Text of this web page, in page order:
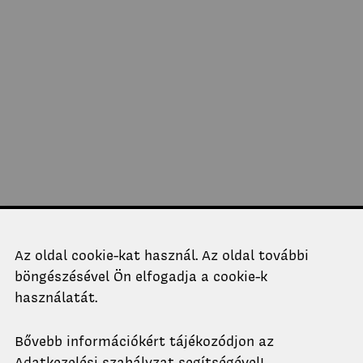
Telefon
+36-1-463-1318
titkarsag.ko@epk.bme.hu
1111 Budapest,
Műegyetem rkp. 3.,
Az oldal cookie-kat használ. Az oldal további
böngészésével Ön elfogadja a cookie-k
használatát.
Bővebb információkért tájékozódjon az